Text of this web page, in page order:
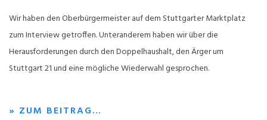
Wir haben den Oberbürgermeister auf dem Stuttgarter Marktplatz
zum Interview getroffen. Unteranderem haben wir über die
Herausforderungen durch den Doppelhaushalt, den Ärger um
Stuttgart 21 und eine mögliche Wiederwahl gesprochen.
» ZUM BEITRAG…